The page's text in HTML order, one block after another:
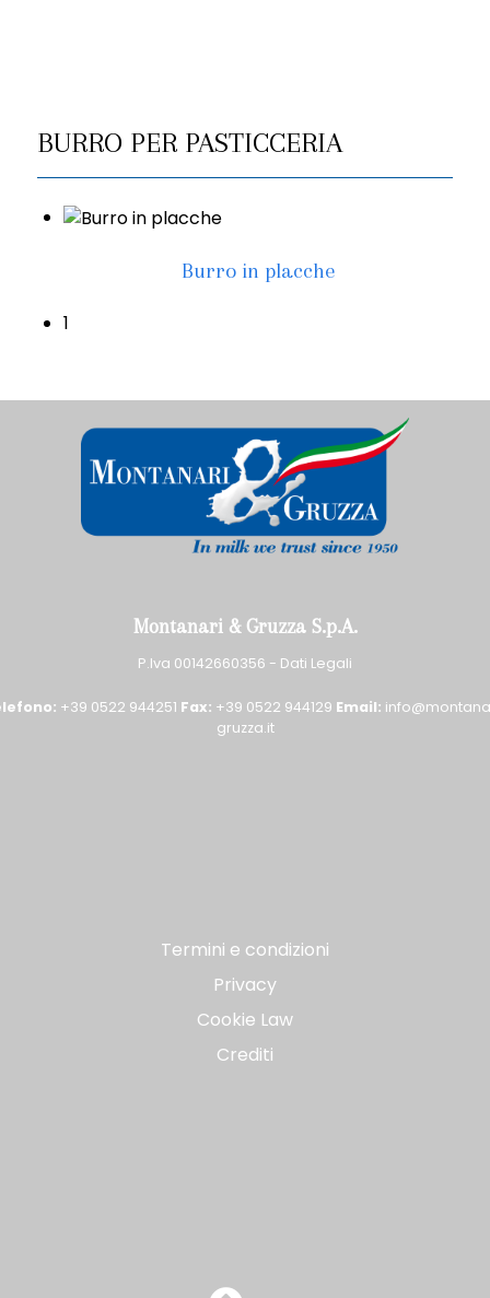
BURRO PER PASTICCERIA
Burro in placche
1
Montanari & Gruzza S.p.A.
P.Iva 00142660356 - Dati Legali
+39 0522 944251 Fax: +39 0522 944129 Email:
gruzza.it
Termini e condizioni
Privacy
Cookie Law
Crediti